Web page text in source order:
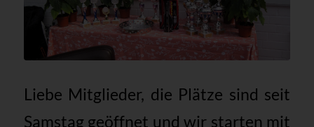
Liebe Mitglieder, die Plätze sind seit
Samstag geöffnet und wir starten mit